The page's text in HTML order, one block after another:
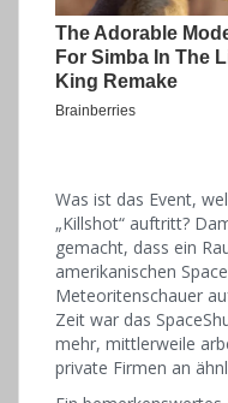
Was ist das Event,
„Killshot“ auftritt?
gemacht, dass ein
amerikanischen
Meteoritenschauer
Zeit war das
mehr, mittlerweile
private Firmen an